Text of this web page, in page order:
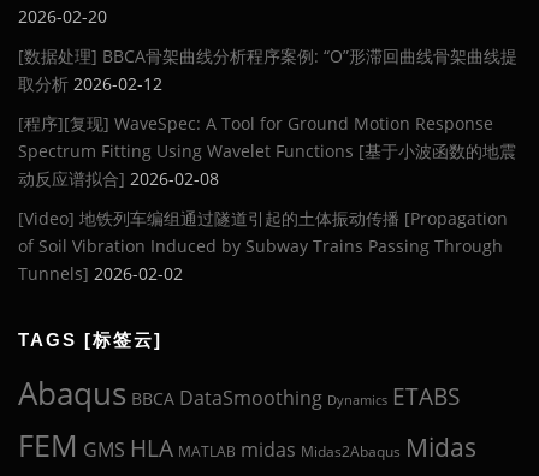
2026-02-20
[数据处理] BBCA骨架曲线分析程序案例: “O”形滞回曲线骨架曲线提
取分析 2026-02-12
[程序][复现] WaveSpec: A Tool for Ground Motion Response
Spectrum Fitting Using Wavelet Functions [基于小波函数的地震
动反应谱拟合] 2026-02-08
[Video] 地铁列车编组通过隧道引起的土体振动传播 [Propagation
of Soil Vibration Induced by Subway Trains Passing Through
Tunnels] 2026-02-02
TAGS [标签云]
Abaqus BBCA DataSmoothing Dynamics ETABS
FEM GMS HLA MATLAB midas Midas2Abaqus Midas